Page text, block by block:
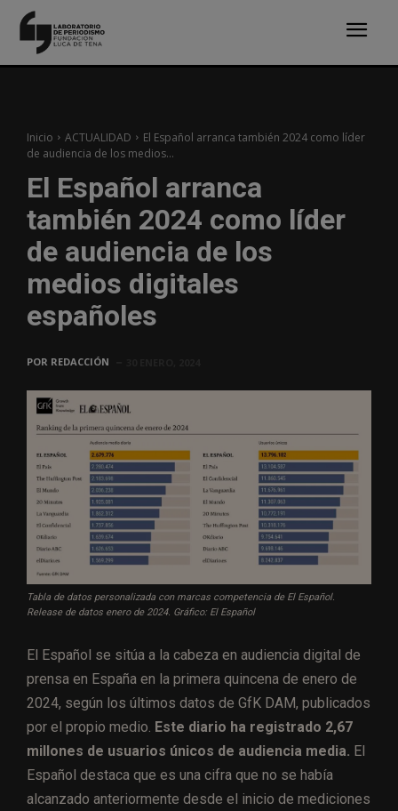
Inicio ACTUALIDAD
El Español arranca también 2024 como líder
de audiencia de los medios...
El Español arranca
también 2024 como líder
de audiencia de los
medios digitales
españoles
POR REDACCIÓN
Tabla de datos personalizada con marcas competencia de El Español.
Release de datos enero de 2024. Gráfico: El Español
El Español se sitúa a la cabeza en audiencia digital de
prensa en España en la primera quincena de enero de
2024, según los últimos datos de GfK DAM, publicados
por el propio medio. Este diario ha registrado 2,67
millones de usuarios únicos de audiencia media. El
Español destaca que es una cifra que no se había
alcanzado anteriormente desde el inicio de mediciones